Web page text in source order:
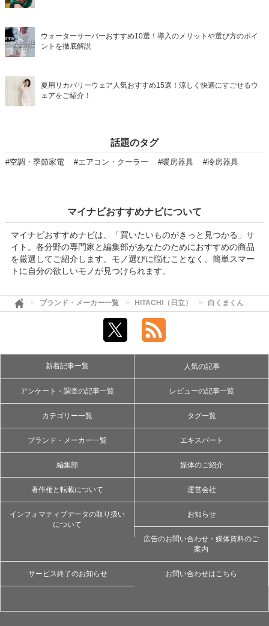
ウォーターサーバーおすすめ10選！導入のメリットや選び方のポイ
ントを徹底解説
夏用リカバリーウェア人気おすすめ15選！涼しく快適にすごせるウ
ェアをご紹介！
話題のタグ
#空調・季節家電 #エアコン・クーラー #暖房器具 #冷房器具
マイナビおすすめナビについて
マイナビおすすめナビは、「買いたいものがきっと見つかる」サ
イト。各分野の専門家と編集部があなたのためにおすすめの商品
を厳選してご紹介します。モノ選びに悩むことなく、簡単スマー
トに自分の欲しいモノが見つけられます。
ブランド・メーカー一覧 HITACHI（日立） 白くまくん
新着記事一覧 人気の記事
アンケート・調査の記事一覧 レビューの記事一覧
カテゴリー一覧 タグ一覧
ブランド・メーカー一覧 エキスパート
編集部 媒体のご紹介
著作権と転載について 運営会社
インフォマティブデータの取り扱い
について
お知らせ
広告のお問い合わせ・媒体資料のご
案内
サービス終了のお知らせ お問い合わせはこちら